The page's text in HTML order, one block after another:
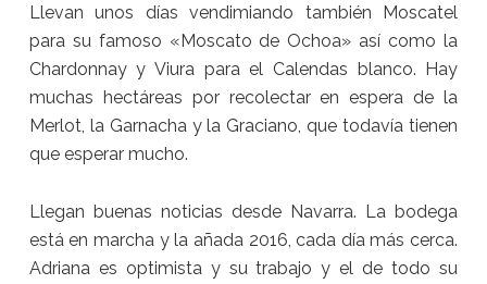
Llevan unos días vendimiando también Moscatel
para su famoso «Moscato de Ochoa» así como la
Chardonnay y Viura para el Calendas blanco. Hay
muchas hectáreas por recolectar en espera de la
Merlot, la Garnacha y la Graciano, que todavía tienen
que esperar mucho.
Llegan buenas noticias desde Navarra. La bodega
está en marcha y la añada 2016, cada día más cerca.
Adriana es optimista y su trabajo y el de todo su